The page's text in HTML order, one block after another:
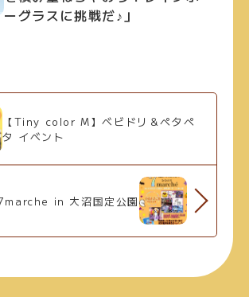
ーグラスに挑戦だ♪」
【Tiny color M】ベビドリ＆ペタペ
タ イベント
in 大沼国定公園